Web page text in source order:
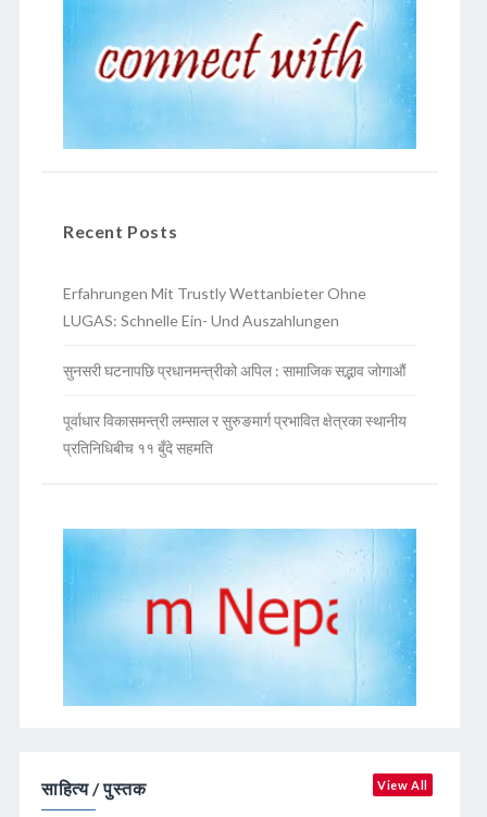
Recent Posts
Erfahrungen Mit Trustly Wettanbieter Ohne
LUGAS: Schnelle Ein- Und Auszahlungen
सुनसरी घटनापछि प्रधानमन्त्रीको अपिल : सामाजिक सद्भाव जोगाऔं
पूर्वाधार विकासमन्त्री लम्साल र सुरुङमार्ग प्रभावित क्षेत्रका स्थानीय
प्रतिनिधिबीच ११ बुँदे सहमति
साहित्य / पुस्तक View All